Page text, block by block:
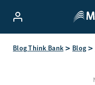
Blog Think Bank Blog